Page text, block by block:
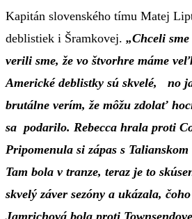
Kapitán slovenského tímu Matej
deblistiek i Šramkovej. „Chceli
verili sme, že vo štvorhre máme
Americké deblistky sú skvelé, no
brutálne verím, že môžu zdolať
sa podarilo. Rebecca hrala proti
Pripomenula si zápas s
Tam bola v tranze, teraz je to
skvelý záver sezóny a ukázala,
Jamrichová bola proti